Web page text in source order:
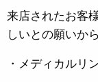
来店されたお客
しいとの願いか
・メディカルリ